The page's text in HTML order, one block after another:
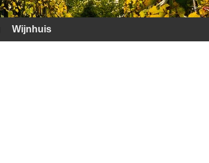
Wijnhuis